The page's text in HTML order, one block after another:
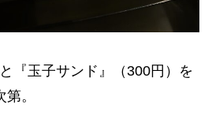
『玉子サンド』（300円）を
。